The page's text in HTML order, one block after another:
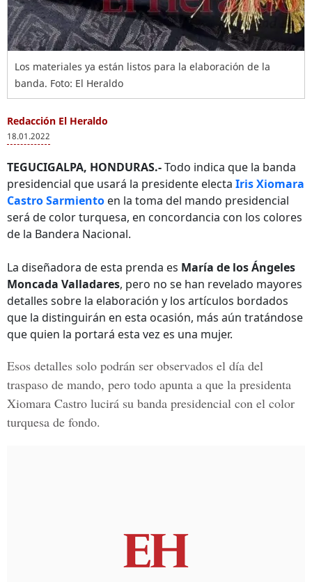
Los materiales ya están listos para la elaboración de la
banda. Foto: El Heraldo
Redacción El Heraldo
18.01.2022
TEGUCIGALPA, HONDURAS.-Todo indica que la banda
presidencial que usará la presidente electa Iris Xiomara
CastroSarmiento en la toma del mando presidencial
será de color turquesa, en concordancia con los colores
de la Bandera Nacional.
La diseñadora de esta prenda es María de los Ángeles
Moncada Valladares, pero no se han revelado mayores
detalles sobre la elaboración y los artículos bordados
que la distinguirán en esta ocasión, más aún tratándose
que quien la portará esta vez es una mujer.
Esos detalles solo podrán ser observados el día del
traspaso de mando, pero todo apunta a que la presidenta
Xiomara Castro lucirá su banda presidencial con el color
turquesa de fondo.